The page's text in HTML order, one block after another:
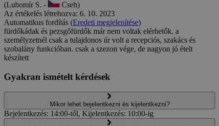
(Lubomír S. -
Cseh)
Az értékelés létrehozva: 6. 10. 2023
Automatikus fordítás (Eredeti megjelenítése)
fürdőkádak és pezsgőfürdők már nem voltak elérhetők. a
személyzetnél csak a tulajdonos úr volt a recepciós, szakács és
szobalány funkcióban. csak a szezon vége, de nagyon jó ételt
készített
Gyakran ismételt kérdések
Mikor lehet bejelentkezni és kijelentkezni?
Bejelentkezés: 14:00-től, Kijelentkezés: 10:00-ig